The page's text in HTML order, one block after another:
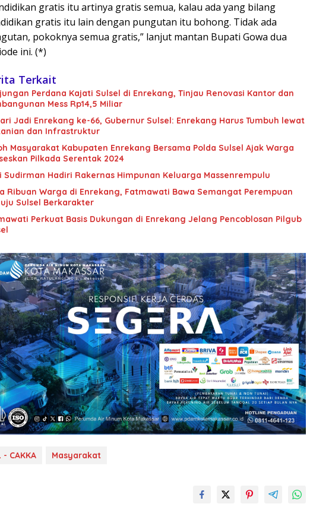
gratis itu artinya gratis semua, kalau ada yang bilang
gratis itu lain dengan pungutan itu bohong. Tidak ada
pokoknya semua gratis,” lanjut mantan Bupati Gowa dua
ini. (*)
Terkait
Perdana Kajati Sulsel di Enrekang, Tinjau Renovasi Kantor dan
Mess Rp14,5 Miliar
Jadi Enrekang ke-66, Gubernur Sulsel: Enrekang Harus Tumbuh lewat
dan Infrastruktur
Masyarakat Kabupaten Enrekang Bersama Polda Sulsel Ajak Warga
Pilkada Serentak 2024
Sudirman Hadiri Rakernas Himpunan Keluarga Massenrempulu
Ribuan Warga di Enrekang, Fatmawati Bawa Semangat Perempuan
Sulsel Berkarakter
Perkuat Basis Dukungan di Enrekang Jelang Pencoblosan Pilgub
- CAKKA Masyarakat